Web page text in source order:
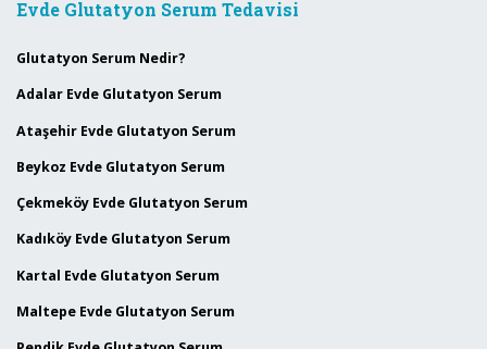
Evde Glutatyon Serum Tedavisi
Glutatyon Serum Nedir?
Adalar Evde Glutatyon Serum
Ataşehir Evde Glutatyon Serum
Beykoz Evde Glutatyon Serum
Çekmeköy Evde Glutatyon Serum
Kadıköy Evde Glutatyon Serum
Kartal Evde Glutatyon Serum
Maltepe Evde Glutatyon Serum